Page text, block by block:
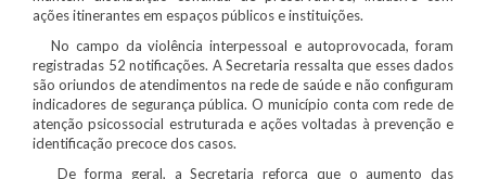
ações itinerantes em espaços públicos e instituições.
No campo da violência interpessoal e autoprovocada, foram
registradas 52 notificações. A Secretaria ressalta que esses dados
são oriundos de atendimentos na rede de saúde e não configuram
indicadores de segurança pública. O município conta com rede de
atenção psicossocial estruturada e ações voltadas à prevenção e
identificação precoce dos casos.
De forma geral, a Secretaria reforça que o aumento das